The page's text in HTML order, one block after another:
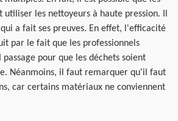
utiliser les nettoyeurs à haute pression. Il
a fait ses preuves. En effet, l'efficacité
par le fait que les professionnels
pour que les déchets soient
Néanmoins, il faut remarquer qu'il faut
car certains matériaux ne conviennent